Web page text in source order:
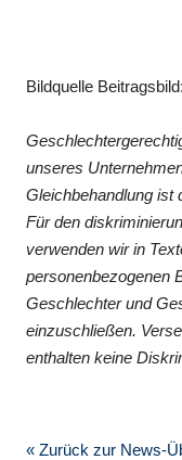
Bildquelle
unseres
Gleichbehandlung ist
Für den
verwenden wir in
personenbezogenen
Geschlechter und
einzuschließen.
enthalten keine
« Zurück zur News-